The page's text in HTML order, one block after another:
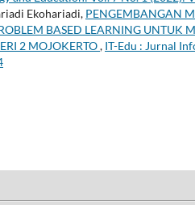
Ekohariadi, PENGEMBANGAN
BASED LEARNING
2 MOJOKERTO, IT-Edu : Jurnal